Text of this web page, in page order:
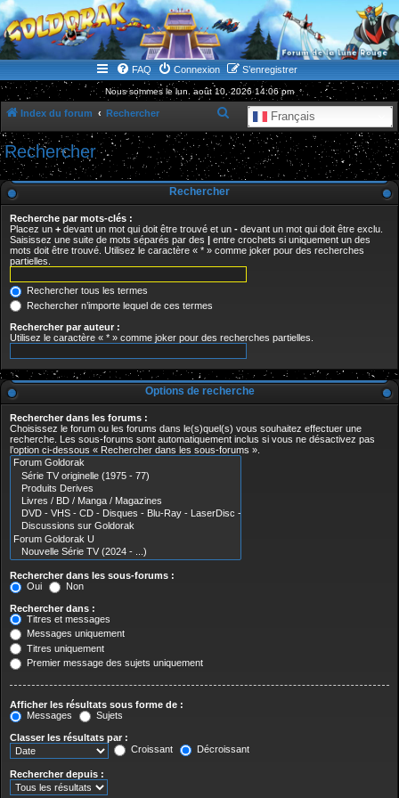
WWW.GOLDORAKGO.COM
le site de la Lune Rouge
FAQ Connexion S’enregistrer
Nous sommes le lun. août 10, 2026 14:06 pm
Index du forum Rechercher Français
e
c
h
c
e
Rechercher
Rechercher
Recherche par mots-clés :
Placez un + devant un mot qui doit être trouvé et un - devant un mot qui doit être exclu.
Saisissez une suite de mots séparés par des | entre crochets si uniquement un des
mots doit être trouvé. Utilisez le caractère « * » comme joker pour des recherches
partielles.
Rechercher tous les termes
Rechercher n’importe lequel de ces termes
Rechercher par auteur :
Utilisez le caractère « * » comme joker pour des recherches partielles.
Options de recherche
Rechercher dans les forums :
Choisissez le forum ou les forums dans le(s)quel(s) vous souhaitez effectuer une
recherche. Les sous-forums sont automatiquement inclus si vous ne désactivez pas
l’option ci-dessous « Rechercher dans les sous-forums ».
Rechercher dans les sous-forums :
Oui
Non
Rechercher dans :
Titres et messages
Messages uniquement
Titres uniquement
Premier message des sujets uniquement
Afficher les résultats sous forme de :
Messages
Sujets
Classer les résultats par :
Croissant
Décroissant
Rechercher depuis :